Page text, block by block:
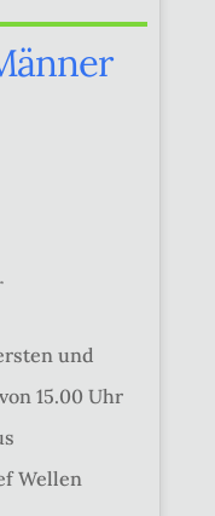
und
15.00 Uhr
Wellen